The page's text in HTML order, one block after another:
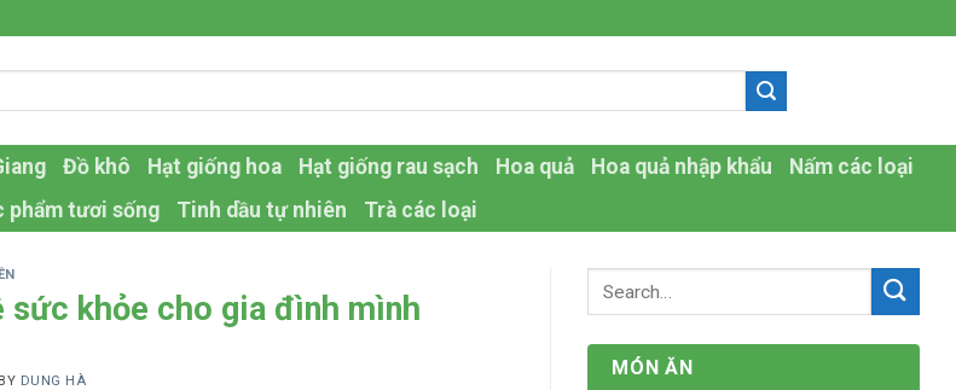
Đồ khô Hạt giống hoa Hạt giống rau sạch Hoa quả Hoa quả nhập khẩu
Nấm các loại
phẩm tươi sống Tinh dầu tự nhiên Trà các loại
sức khỏe cho gia đình mình
BY DUNG HÀ
MÓN ĂN